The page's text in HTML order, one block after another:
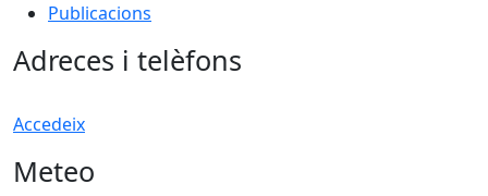
Publicacions
Adreces i telèfons
Accedeix
Meteo